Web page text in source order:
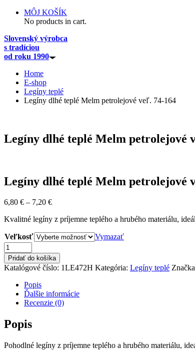
MÔJ KOŠÍK
No products in cart.
Slovenský výrobca
s tradíciou
od roku 1990
Home
E-shop
Legíny teplé
Legíny dlhé teplé Melm petrolejové veľ. 74-164
Legíny dlhé teplé Melm petrolejové
Legíny dlhé teplé Melm petrolejové
6,80 € – 7,20 €
Kvalitné legíny z príjemne teplého a hrubého materiálu,
Veľkosť
Vymazať
množstvo
Legíny
dlhé
teplé
Melm
petrolejové
veľ.
164
Pridať do košíka
Katalógové číslo: 1LE472H Kategória: Legíny teplé
Popis
Ďalšie informácie
Recenzie (0)
Popis
Pohodlné legíny z príjemne teplého a hrubého materiálu,